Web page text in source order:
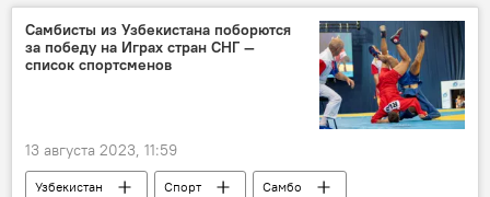
индустриальная зона
Делегация
Навоийская область
сотрудничество
Самбисты из Узбекистана поборются
за победу на Играх стран СНГ —
список спортсменов
13 августа 2023, 11:59
Узбекистан Спорт
Самбо